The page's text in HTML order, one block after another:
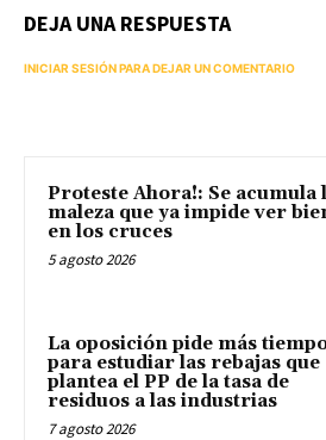
DEJA UNA RESPUESTA
INICIAR SESIÓN PARA DEJAR UN COMENTARIO
Proteste Ahora!: Se acumula
maleza que ya impide ver
en los cruces
5 agosto 2026
La oposición pide más
para estudiar las rebajas que
plantea el PP de la tasa de
residuos a las industrias
7 agosto 2026